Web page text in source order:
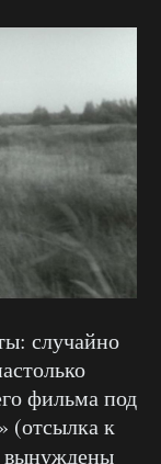
случайно
фильма под
(отсылка к
вынуждены